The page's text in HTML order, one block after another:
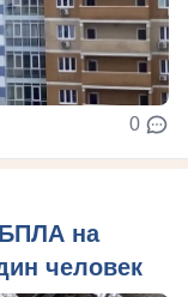
0
БПЛА на
человек